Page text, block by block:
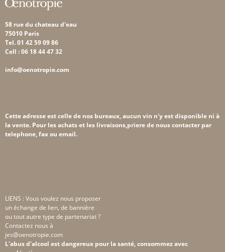
58 rue du chateau d'eau
75010 Paris
Tel. 01 42 59 09 86
Cell : 06 18 44 47 32
info@oenotropie.com
Cette adresse est celle de nos bureaux, aucun vin n'y est disponible ni à
la vente. Pour les achats et les livraisons,priere de nous contacter par
telephone, fax ou email.
LIENS : Vous voulez nous proposer
un échange de lien, de bannière
ou tout autre type de partenariat ?
Contactez nous à
jes@oenotropie.com
L'abus d'alcool est dangereux pour la santé, consommez avec